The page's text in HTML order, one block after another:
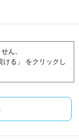
ん。
る」 をクリックし